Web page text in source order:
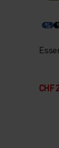
%
CHF